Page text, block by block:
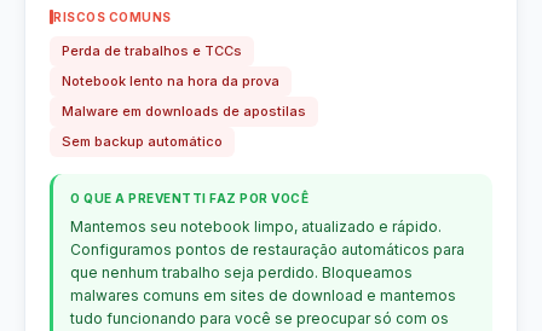
RISCOS COMUNS
Perda de trabalhos e TCCs
Notebook lento na hora da prova
Malware em downloads de apostilas
Sem backup automático
O QUE A PREVENTTI FAZ POR VOCÊ
Mantemos seu notebook limpo, atualizado e rápido.
Configuramos pontos de restauração automáticos para
que nenhum trabalho seja perdido. Bloqueamos
malwares comuns em sites de download e mantemos
tudo funcionando para você se preocupar só com os